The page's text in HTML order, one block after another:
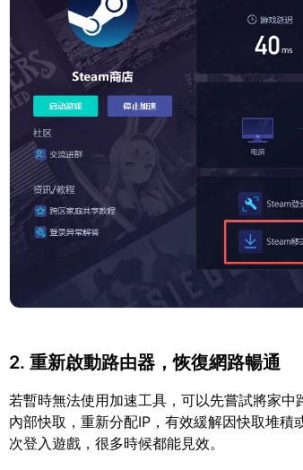
2. 重新啟動路由器，恢復網路暢通
若暫時無法使用加速工具，可以先嘗試將家
內部快取，重新分配IP，有效緩解因快取堆
次登入遊戲，很多時候都能見效。